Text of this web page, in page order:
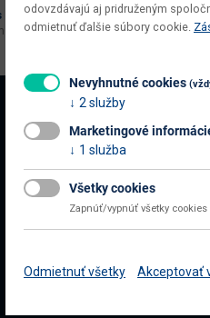
mieste
odovzdávajú aj pridruženým
odmietnuť ďalšie súbory cookie.
Nevyhnutné cookies
2 služby
Marketingové
1 služba
Všetky cookies
Zapnúť/vypnúť všetky
Odmietnuť všetky Akceptovať